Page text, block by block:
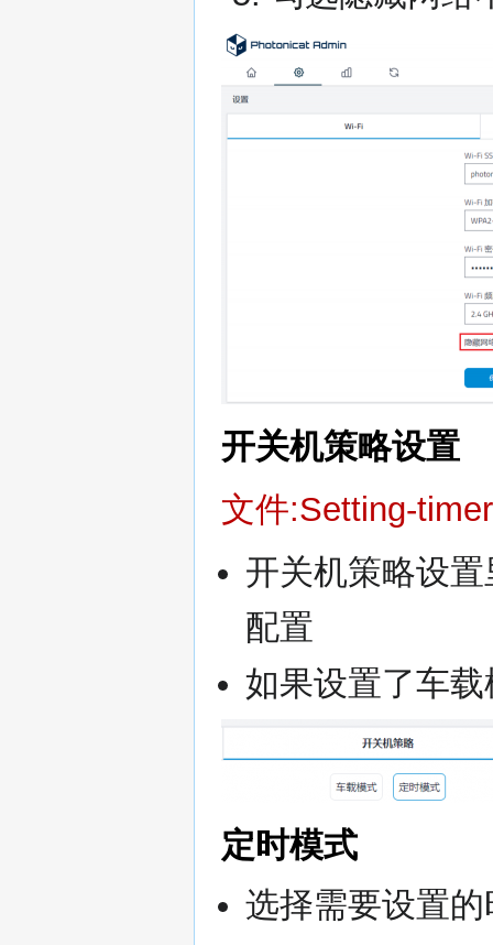
开关机策略设置
文件:Setting-
开关机策略设
配置
如果设置了车
定时模式
选择需要设置